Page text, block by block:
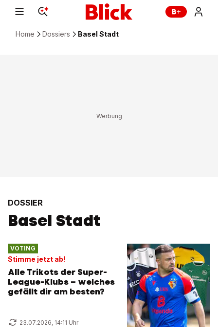
Home Dossiers Basel Stadt
DOSSIER
Basel Stadt
VOTING
Stimme jetzt ab!
Alle Trikots der Super-
League-Klubs – welches
gefällt dir am besten?
23.07.2026, 14:11 Uhr